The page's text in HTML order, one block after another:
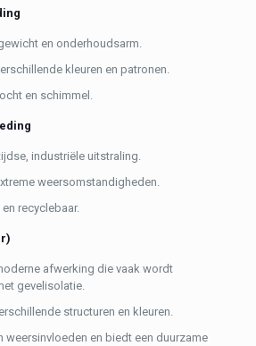
en onderhoudsarm.
kleuren en patronen.
en schimmel.
industriële uitstraling.
weersomstandigheden.
recyclebaar.
afwerking die vaak wordt
gevelisolatie.
structuren en kleuren.
weersinvloeden en biedt een duurzame